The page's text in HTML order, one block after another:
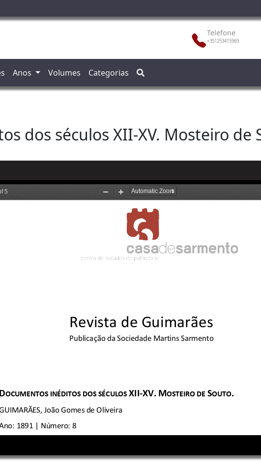
Telefone
+351253415969
Anos Volumes Categorias
dos séculos XII-XV. Mosteiro de